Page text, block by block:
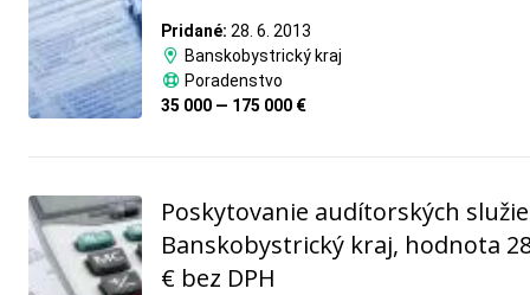
Pridané: 28. 6. 2013
Banskobystrický kraj
Poradenstvo
35 000 — 175 000 €
Poskytovanie audítorských
Banskobystrický kraj, hodnota
€ bez DPH